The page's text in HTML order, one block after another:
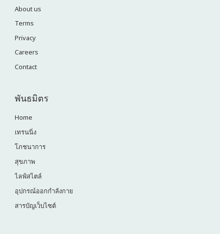
About us
Terms
Privacy
Careers
Contact
พันธมิตร
Home
เทรนนิ่ง
โภชนาการ
สุขภาพ
ไลฟ์สไตล์
อุปกรณ์ออกกำลังกาย
สารบัญเว็บไซต์